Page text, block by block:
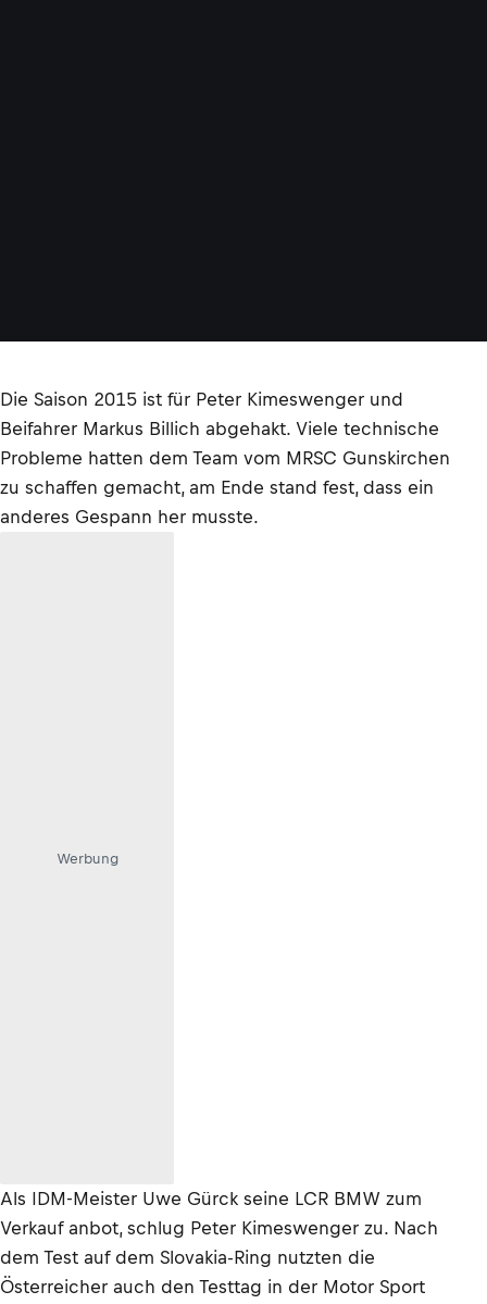
Die Saison 2015 ist für Peter Kimeswenger und
Beifahrer Markus Billich abgehakt. Viele technische
Probleme hatten dem Team vom MRSC Gunskirchen
zu schaffen gemacht, am Ende stand fest, dass ein
anderes Gespann her musste.
Werbung
Als IDM-Meister Uwe Gürck seine LCR BMW zum
Verkauf anbot, schlug Peter Kimeswenger zu. Nach
dem Test auf dem Slovakia-Ring nutzten die
Österreicher auch den Testtag in der Motor Sport